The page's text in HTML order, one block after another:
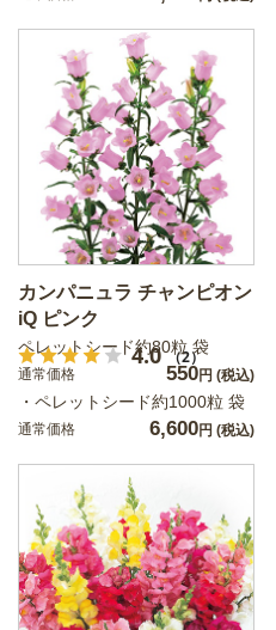
カンパニュラ チャンピオン
iQ ピンク
4.0 （2）
ペレットシード約80粒 袋
通常価格 550円 (税込)
・ペレットシード約1000粒 袋
通常価格 6,600円 (税込)